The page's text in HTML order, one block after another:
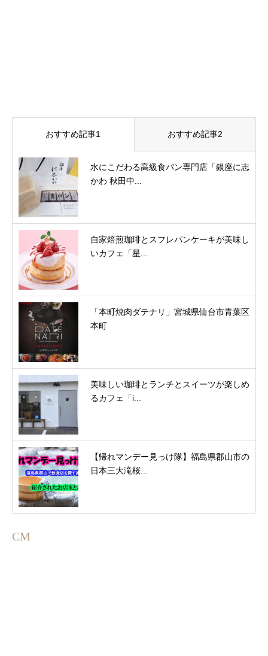
おすすめ記事1 おすすめ記事2
水にこだわる高級食パン専門店「銀座に志
かわ 秋田中...
自家焙煎珈琲とスフレパンケーキが美味し
いカフェ「星...
「本町焼肉ダテナリ」宮城県仙台市青葉区
本町
美味しい珈琲とランチとスイーツが楽しめ
るカフェ「i...
【帰れマンデー見っけ隊】福島県郡山市の
日本三大滝桜...
CM